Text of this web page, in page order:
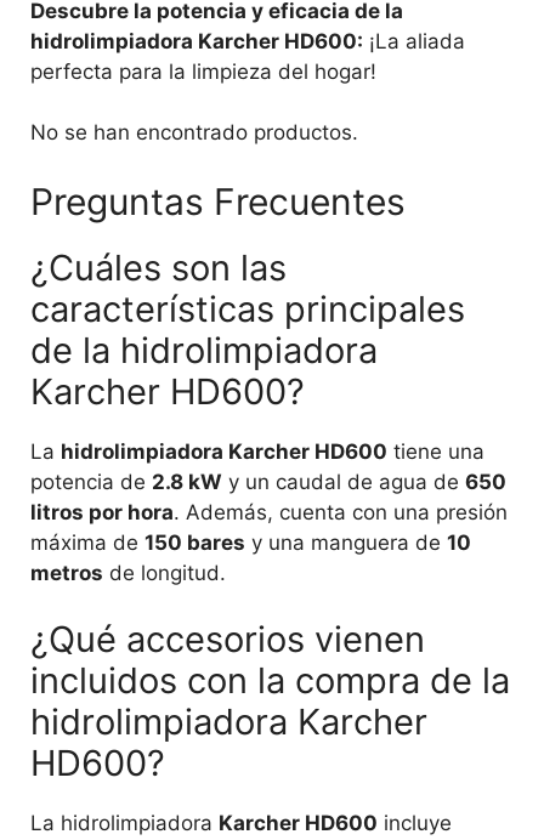
Descubre la potencia y eficacia de la
hidrolimpiadora Karcher HD600: ¡La aliada
perfecta para la limpieza del hogar!
No se han encontrado productos.
Preguntas Frecuentes
¿Cuáles son las
características principales
de la hidrolimpiadora
Karcher HD600?
La hidrolimpiadora Karcher HD600 tiene una
potencia de 2.8 kW y un caudal de agua de 650
litros por hora. Además, cuenta con una presión
máxima de 150 bares y una manguera de 10
metros de longitud.
¿Qué accesorios vienen
incluidos con la compra de la
hidrolimpiadora Karcher
HD600?
La hidrolimpiadora Karcher HD600 incluye